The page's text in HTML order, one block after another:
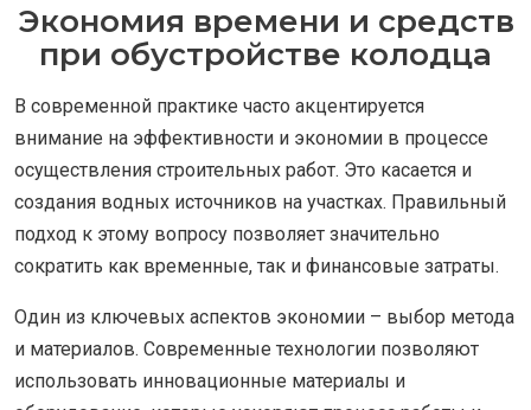
Экономия времени и средств
при обустройстве колодца
В современной практике часто акцентируется
внимание на эффективности и экономии в процессе
осуществления строительных работ. Это касается и
создания водных источников на участках. Правильный
подход к этому вопросу позволяет значительно
сократить как временные, так и финансовые затраты.
Один из ключевых аспектов экономии – выбор метода
и материалов. Современные технологии позволяют
использовать инновационные материалы и